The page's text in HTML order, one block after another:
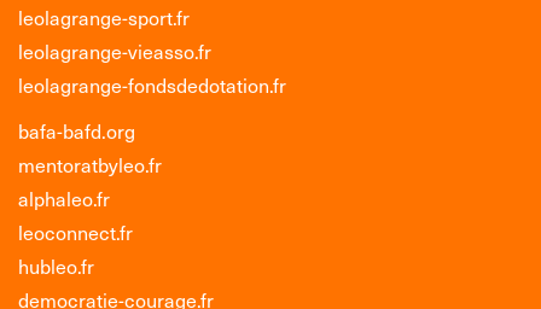
leolagrange-sport.fr
leolagrange-vieasso.fr
leolagrange-fondsdedotation.fr
bafa-bafd.org
mentoratbyleo.fr
alphaleo.fr
leoconnect.fr
hubleo.fr
democratie-courage.fr